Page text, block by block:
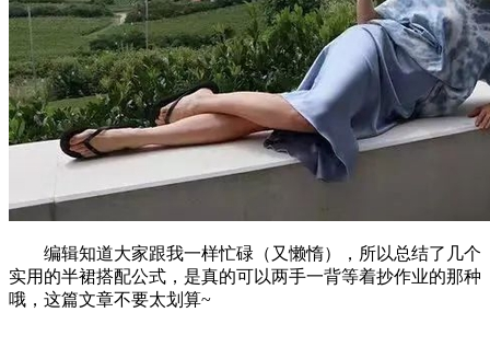
编辑知道大家跟我一样忙碌（又懒惰），所以总结了几个
实用的半裙搭配公式，是真的可以两手一背等着抄作业的那种
哦，这篇文章不要太划算~